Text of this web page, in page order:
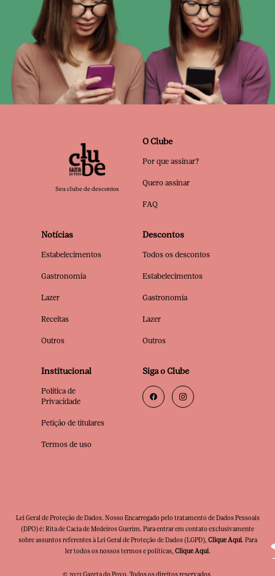
Seu clube de descontos
O Clube
Por que assinar?
Quero assinar
FAQ
Notícias
Estabelecimentos
Gastronomia
Lazer
Receitas
Outros
Descontos
Todos os descontos
Estabelecimentos
Gastronomia
Lazer
Outros
Institucional
Política de
Privacidade
Petição de titulares
Termos de uso
Siga o Clube
Lei Geral de Proteção de Dados. Nosso Encarregado pelo tratamento de Dados Pessoais
(DPO) é: Rita de Cacia de Medeiros Guerim. Para entrar em contato exclusivamente
sobre assuntos referentes à Lei Geral de Proteção de Dados (LGPD), Clique Aqui. Para
ler todos os nossos termos e políticas, Clique Aqui.
© 2023 Gazeta do Povo. Todos os direitos reservados.